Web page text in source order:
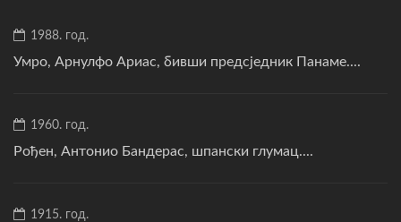
1988. год.
Умро, Арнулфо Ариас, бивши предсједник Панаме....
1960. год.
Рођен, Антонио Бандерас, шпански глумац....
1915. год.